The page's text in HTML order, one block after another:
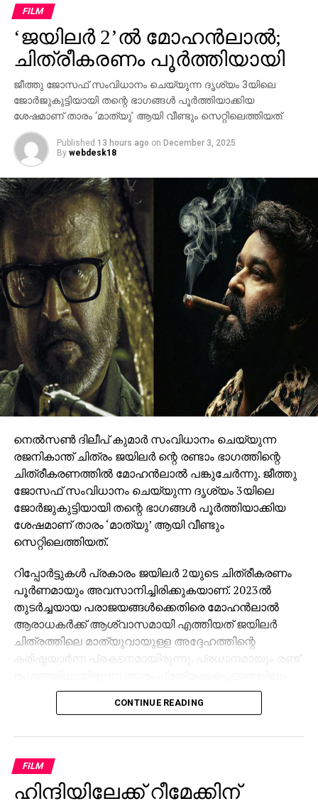
Hw cn VK Singh bring in a
‘mental instability’ angle
wdout ne evidence or
report? Nw who s
politicisng#OROPvictm’s
death?
— Tarun Khanna
(@Tarun_Khannaa)
November 2, 2016
VK Singh on ex Army men
demanding OROP: “chaar
paison ke liye ro rahe
hain”
Indian Army must be
ashamed of this
unfortunate former COAS.
— Gaurav Pandhi
(@GauravPandhi)
November 2, 2016
@_pallavighosh
@Zakka_Jacoball these
BJP/RSS guys are anti
national and should be
shunted to pakistan,, and
VK singh should be first.
— jmr (@jmrtamilan)
November 2, 2016
FILM
‘ജയിലര്‍ 2’ല്‍ മോഹന്‍ലാല്‍;
ചിത്രീകരണം പൂര്‍ത്തിയായി
ജീത്തു ജോസഫ് സംവിധാനം ചെയ്യുന്ന ദൃശ്യം 3യിലെ
ജോര്‍ജുകുട്ടിയായി തന്റെ ഭാഗങ്ങള്‍ പൂര്‍ത്തിയാക്കിയ
ശേഷമാണ് താരം ‘മാത്യു’ ആയി വീണ്ടും സെറ്റിലെത്തിയത്.
Published 13 hours ago on December 3, 2025
By webdesk18
നെല്‍സണ്‍ ദിലീപ് കുമാര്‍ സംവിധാനം ചെയ്യുന്ന
രജനികാന്ത് ചിത്രം ജയിലര്‍ ന്റെ രണ്ടാം ഭാഗത്തിന്റെ
ചിത്രീകരണത്തില്‍ മോഹന്‍ലാല്‍ പങ്കുചേര്‍ന്നു. ജീത്തു
ജോസഫ് സംവിധാനം ചെയ്യുന്ന ദൃശ്യം 3യിലെ
ജോര്‍ജുകുട്ടിയായി തന്റെ ഭാഗങ്ങള്‍ പൂര്‍ത്തിയാക്കിയ
ശേഷമാണ് താരം ‘മാത്യു’ ആയി വീണ്ടും
സെറ്റിലെത്തിയത്.
റിപ്പോര്‍ട്ടുകള്‍ പ്രകാരം ജയിലര്‍ 2യുടെ ചിത്രീകരണം
പൂര്‍ണമായും അവസാനിച്ചിരിക്കുകയാണ്. 2023ല്‍
തുടര്‍ച്ചയായ പരാജയങ്ങള്‍ക്കെതിരെ മോഹന്‍ലാല്‍
ആരാധകര്‍ക്ക് ആശ്വാസമായി എത്തിയത് ജയിലര്‍
ചിത്രത്തിലെ മാത്യുവായുള്ള അദ്ദേഹത്തിന്റെ
കരിഷ്മയാര്‍ന്ന പ്രകടനമായിരുന്നു. പ്രധാനമായും രണ്ട്
അവ വലിയ സ്വീകരണമാണ് നേടിയത്.
അധോലോകത്തെ രാജാവുമായ മാത്യുവായി
മോഹന്‍ലാല്‍ തിളങ്ങിയ ഒന്നാം ഭാഗം കേരളത്തില്‍
മാത്രം 60 കോടിയോളം രൂപ കളക്ഷന്‍ നേടി റെക്കോഡ്
സൃഷ്ടിച്ചിരുന്നു. താരത്തിന്റെ ലുക്കും ആക്ഷന്‍
CONTINUE READING
FILM
ഹിന്ദിയിലേക്ക് റീമേക്കിന്